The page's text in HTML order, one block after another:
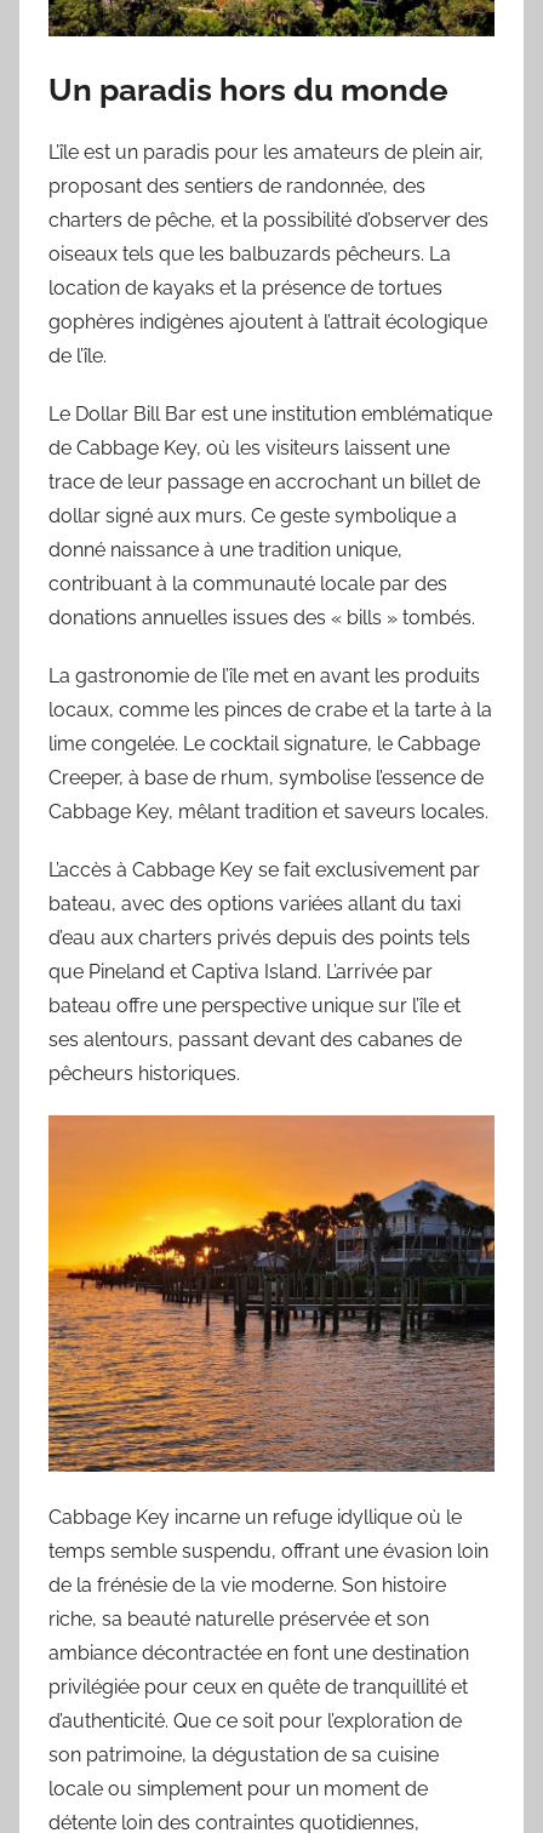
Un paradis hors du monde
L’île est un paradis pour les amateurs de plein air,
proposant des sentiers de randonnée, des
charters de pêche, et la possibilité d’observer des
oiseaux tels que les balbuzards pêcheurs. La
location de kayaks et la présence de tortues
gophères indigènes ajoutent à l’attrait écologique
de l’île.
Le Dollar Bill Bar est une institution emblématique
de Cabbage Key, où les visiteurs laissent une
trace de leur passage en accrochant un billet de
dollar signé aux murs. Ce geste symbolique a
donné naissance à une tradition unique,
contribuant à la communauté locale par des
donations annuelles issues des « bills » tombés.
La gastronomie de l’île met en avant les produits
locaux, comme les pinces de crabe et la tarte à la
lime congelée. Le cocktail signature, le Cabbage
Creeper, à base de rhum, symbolise l’essence de
Cabbage Key, mêlant tradition et saveurs locales.
L’accès à Cabbage Key se fait exclusivement par
bateau, avec des options variées allant du taxi
d’eau aux charters privés depuis des points tels
que Pineland et Captiva Island. L’arrivée par
bateau offre une perspective unique sur l’île et
ses alentours, passant devant des cabanes de
pêcheurs historiques.
Cabbage Key incarne un refuge idyllique où le
temps semble suspendu, offrant une évasion loin
de la frénésie de la vie moderne. Son histoire
riche, sa beauté naturelle préservée et son
ambiance décontractée en font une destination
privilégiée pour ceux en quête de tranquillité et
d’authenticité. Que ce soit pour l’exploration de
son patrimoine, la dégustation de sa cuisine
locale ou simplement pour un moment de
détente loin des contraintes quotidiennes,